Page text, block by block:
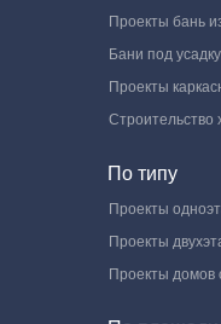
Проекты бань
Бани под
Проекты
Строительство
По типу
Проекты
Проекты
Проекты домов